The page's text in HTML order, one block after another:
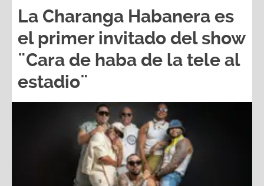
La Charanga Habanera es
el primer invitado del show
¨Cara de haba de la tele al
estadio¨